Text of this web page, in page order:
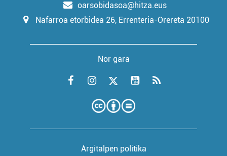
oarsobidasoa@hitza.eus
Nafarroa etorbidea 26, Errenteria-Orereta 20100
Nor gara
Argitalpen politika